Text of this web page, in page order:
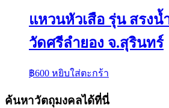
แหวนหัวเสือ รุ่น สรงน้
วัดศรีลำยอง จ.สุรินทร์
฿600 หยิบใส่ตะกร้า
ค้นหาวัตถุมงคลได้ที่นี่